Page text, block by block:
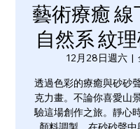
藝術療癒
自然系 紋
12月28日週六
  |
透過色彩的療癒與砂砂
克力畫。不論你喜愛山
驗這場創作之旅。靜心